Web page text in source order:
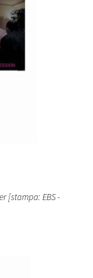
[stampa: EBS -